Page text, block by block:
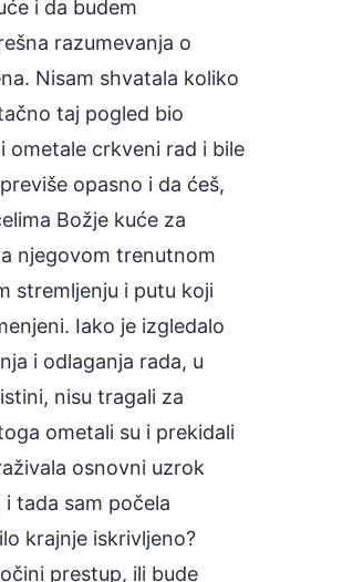
i da budem
razumevanja o
Nisam shvatala koliko
taj pogled bio
ometale crkveni rad i bile
opasno i da ćeš,
Božje kuće za
njegovom trenutnom
stremljenju i putu koji
Iako je izgledalo
i odlaganja rada, u
nisu tragali za
ometali su i prekidali
osnovni uzrok
tada sam počela
krajnje iskrivljeno?
prestup, ili bude